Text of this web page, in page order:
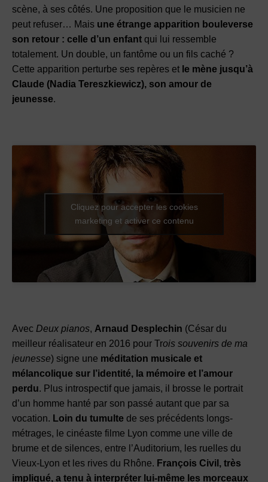
scène, à ses côtés. Une proposition que le musicien ne
peut refuser… Mais une étrange apparition bouleverse
son retour : celle d’un enfant qui lui ressemble
totalement. Un double, un fantôme ou un fils caché ?
Cette apparition perturbe ses repères et le mène jusqu’à
Claude (Nadia Tereszkiewicz), son amour de
jeunesse.
Cliquez pour accepter les cookies
marketing et activer ce contenu
Avec Deux pianos, Arnaud Desplechin (César du
meilleur réalisateur en 2016 pour Trois souvenirs de ma
jeunesse) signe une méditation musicale et
mélancolique sur l’identité, la mémoire et l’amour
perdu. Plus introspectif que jamais, il brosse le portrait
d’un homme hanté par son passé autant que par sa
vocation. Loin du tumulte de ses précédents longs-
métrages, le cinéaste filme Lyon comme une ville de
brume et de silences, entre l’Auditorium, les ruelles du
Vieux-Lyon et les rives du Rhône. François Civil, très
impliqué, a tenu à interpréter lui-même les morceaux